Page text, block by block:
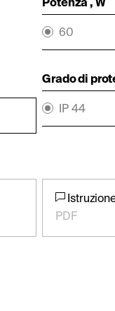
60
Grado di
IP 44
PDF